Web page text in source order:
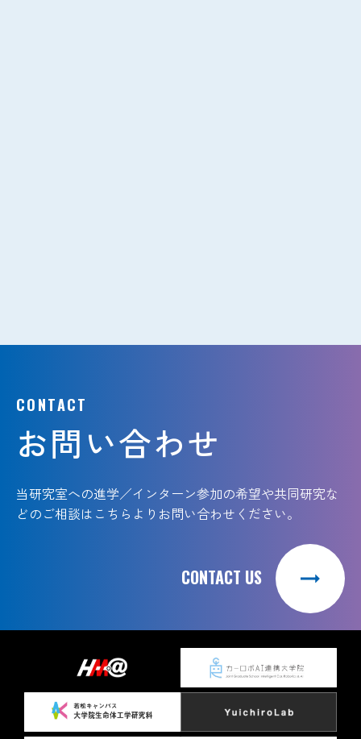
CONTACT
お問い合わせ
当研究室への進学／インターン参加の希望や共同研究な
どのご相談は こちらよりお問い合わせください。
CONTACT US